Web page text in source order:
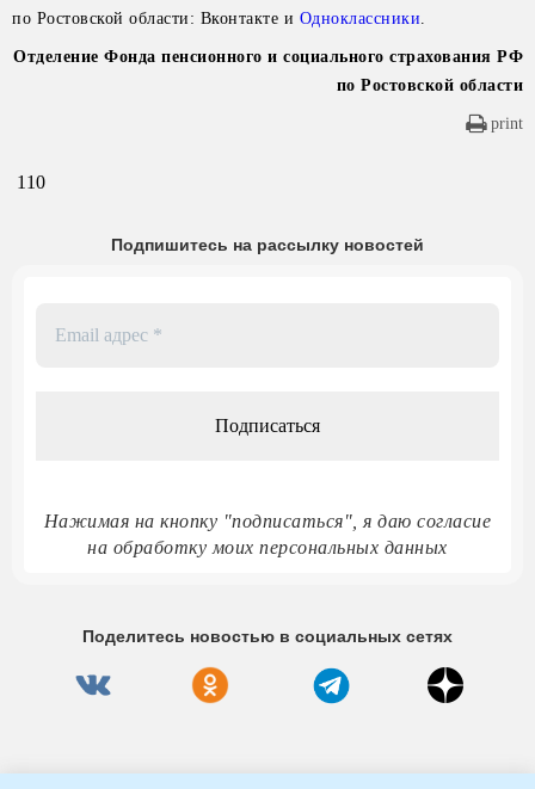
по Ростовской области: Вконтакте и Одноклассники.
Отделение Фонда пенсионного и социального страхования РФ
по Ростовской области
print
110
Подпишитесь на рассылку новостей
Нажимая на кнопку "подписаться", я даю согласие
на обработку моих персональных данных
Поделитесь новостью в социальных сетях